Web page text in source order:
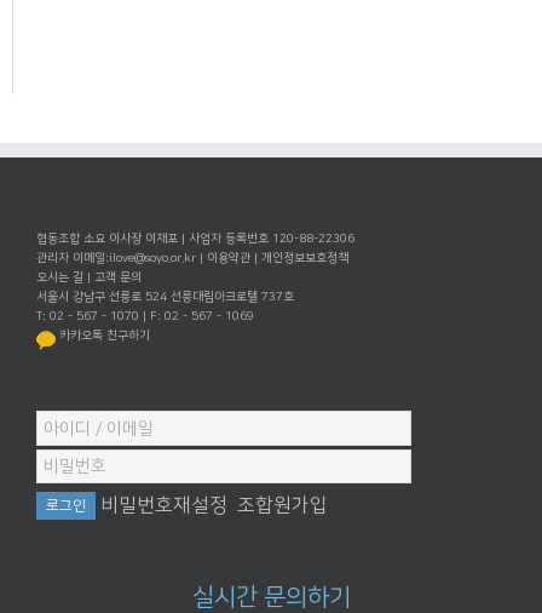
협동조합 소요 이사장 이재포 | 사업자 등록번호 120-88-22306
관리자 이메일:ilove@soyo.or.kr | 이용약관 | 개인정보보호정책
오시는 길 | 고객 문의
서울시 강남구 선릉로 524 선릉대림아크로텔 737호
T: 02 - 567 - 1070 | F: 02 - 567 - 1069
카카오톡 친구하기
비밀번호재설정 조합원가입
실시간 문의하기